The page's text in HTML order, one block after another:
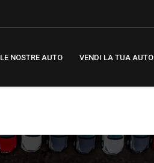
LE NOSTRE AUTO VENDI LA TUA AUTO